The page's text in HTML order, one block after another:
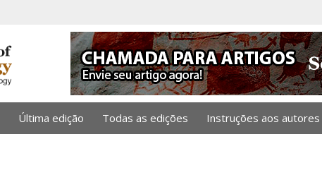
Última edição Todas as edições Instruções aos autores